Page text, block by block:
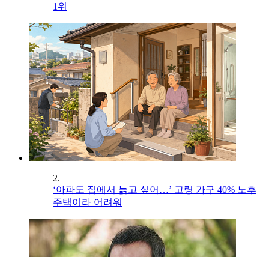
1위
2.
‘아파도 집에서 늙고 싶어…’ 고령 가구 40% 노후
주택이라 어려워